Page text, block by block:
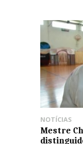
NOTÍCIAS
Mestre